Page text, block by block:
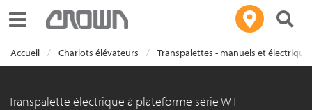
Toggle navigation
Accueil Chariots élévateurs Transpalettes - manuels et
Transpalette électrique à plateforme série WT